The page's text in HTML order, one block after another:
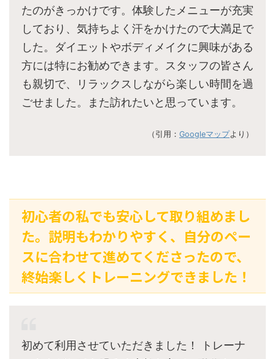
たのがきっかけです。体験したメニューが充実
しており、気持ちよく汗をかけたので大満足で
した。ダイエットやボディメイクに興味がある
方には特にお勧めできます。スタッフの皆さん
も親切で、リラックスしながら楽しい時間を過
ごせました。また訪れたいと思っています。
（引用： Googleマップより）
初心者の私でも安心して取り組めまし
た。説明もわかりやすく、自分のペー
スに合わせて進めてくださったので、
終始楽しくトレーニングできました！
初めて利用させていただきました！ トレーナ